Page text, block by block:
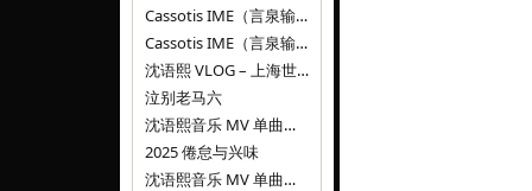
Cassotis IME（言泉输入法）阶段二
Cassotis IME（言泉输入法）
沈语熙 VLOG – 上海世博文化公园双子山
泣别老马六
沈语熙音乐 MV 单曲第三弹：代码与白T恤
2025 倦怠与兴味
沈语熙音乐 MV 单曲第二弹：优雅时间